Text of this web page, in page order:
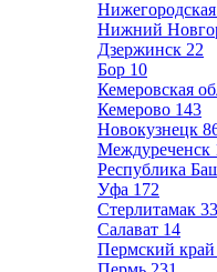
Нижегородская
Нижний
Дзержинск 22
Бор 10
Кемеровская
Кемерово 143
Новокузнецк
Междуреченск
Республика
Уфа 172
Стерлитамак 33
Салават 14
Пермский край